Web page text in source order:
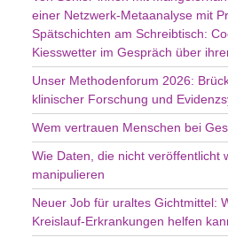
einer Netzwerk-Metaanalyse mit
Spätschichten am Schreibtisch:
Kiesswetter im Gespräch über
Unser Methodenforum 2026:
klinischer Forschung und
Wem vertrauen Menschen bei
Wie Daten, die nicht veröffentlicht
manipulieren
Neuer Job für uraltes Gichtmittel:
Kreislauf-Erkrankungen helfen